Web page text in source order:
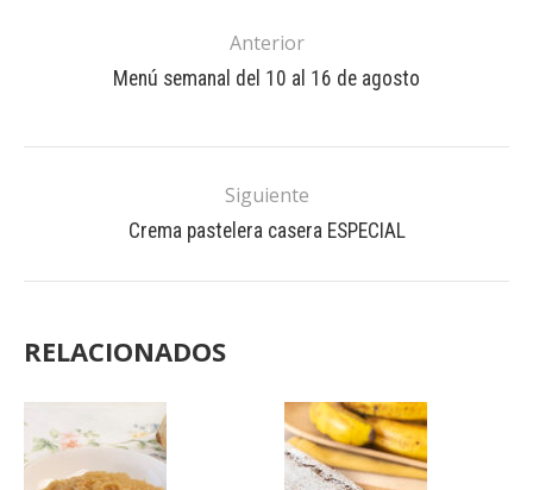
Anterior
Menú semanal del 10 al 16 de agosto
Siguiente
Crema pastelera casera ESPECIAL
RELACIONADOS